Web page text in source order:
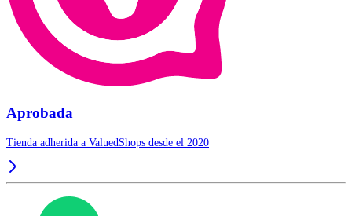
Aprobada
Tienda adherida a ValuedShops desde el 2020